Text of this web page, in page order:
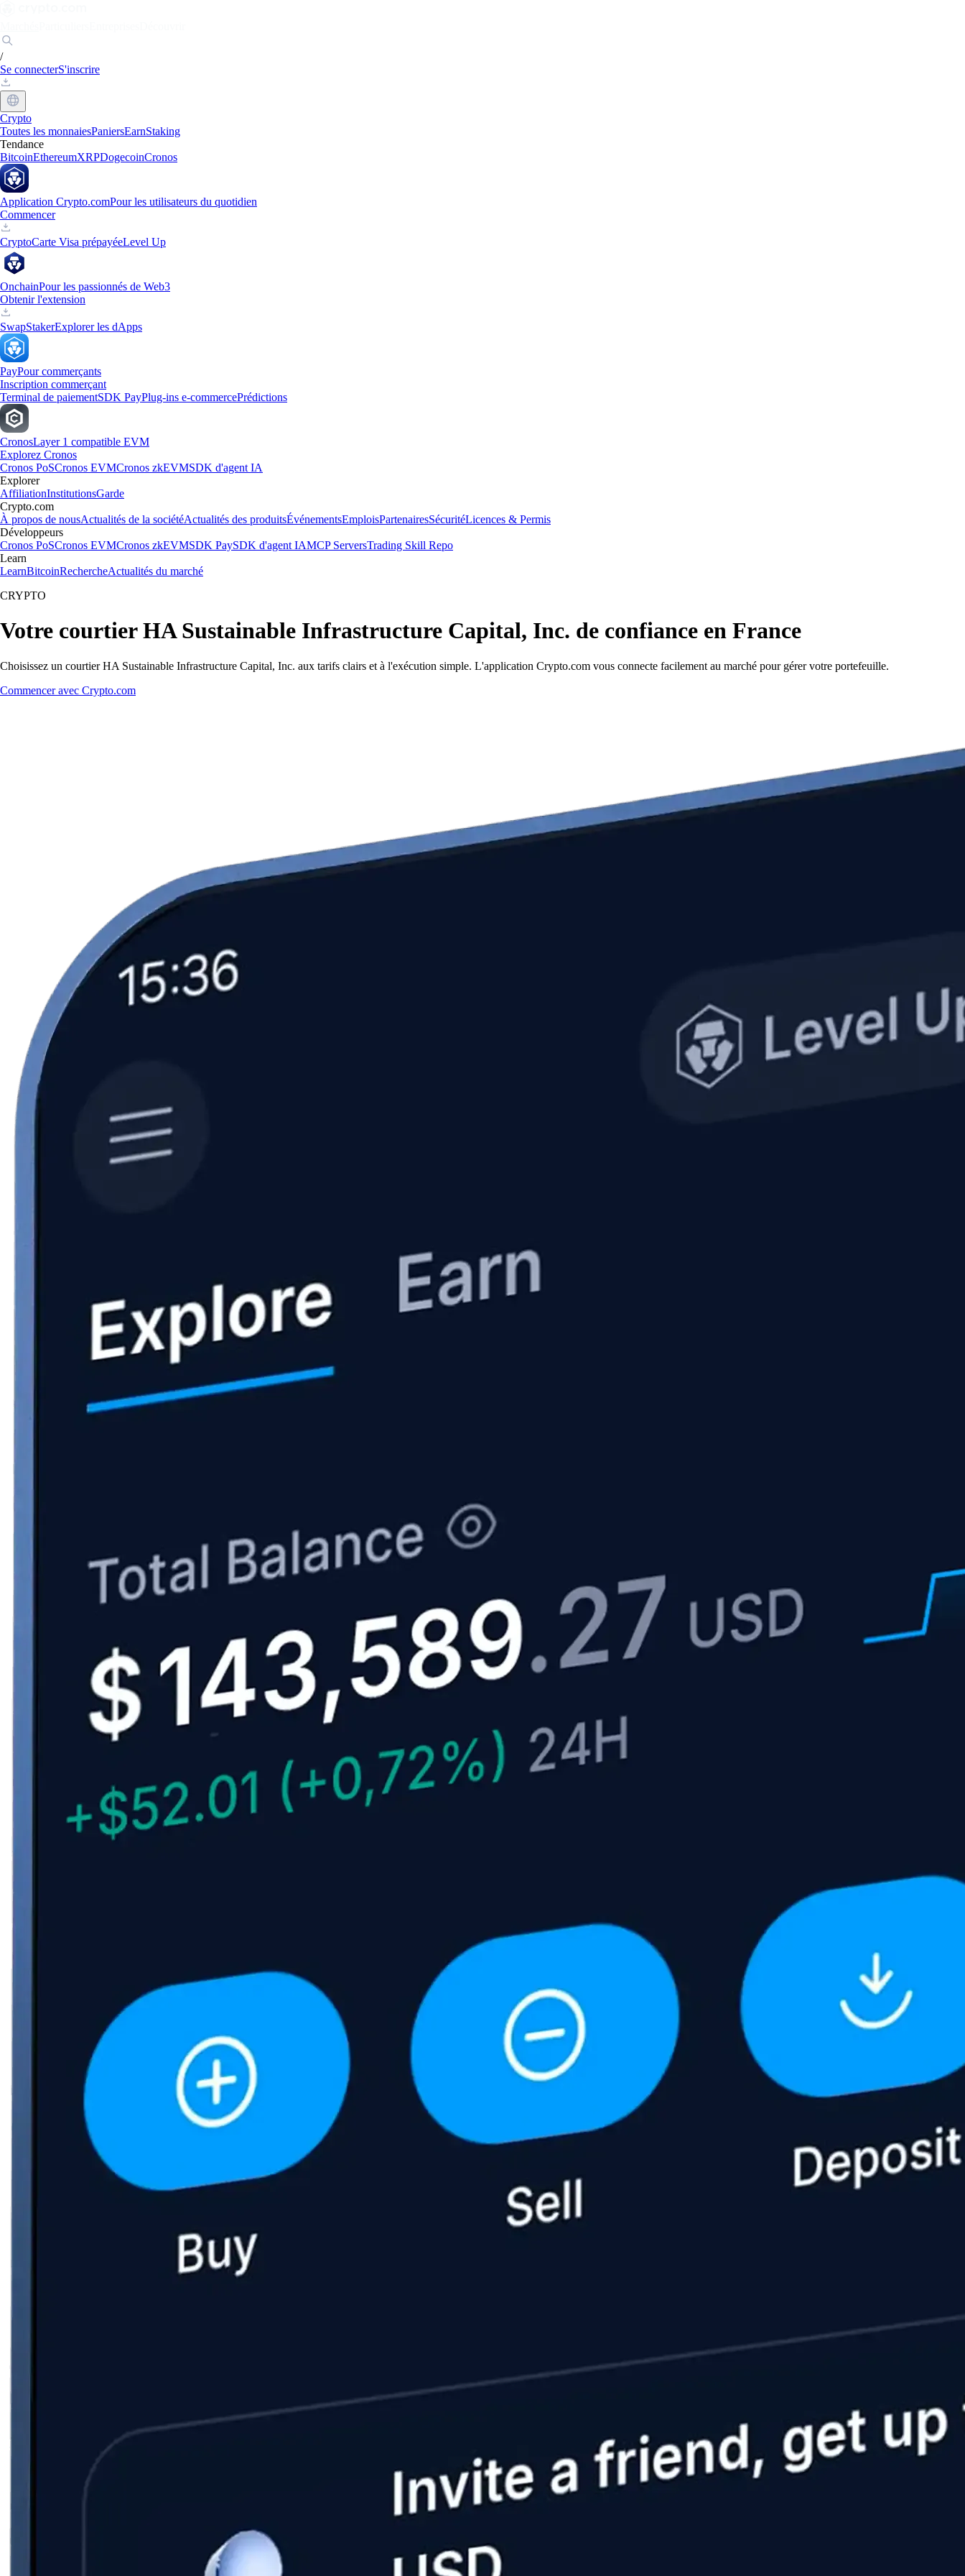
/
Se connecterS'inscrire
Crypto
Toutes les monnaiesPaniersEarnStaking
Tendance
BitcoinEthereumXRPDogecoinCronos
Application Crypto.comPour les utilisateurs du quotidien
Commencer
CryptoCarte Visa prépayéeLevel Up
OnchainPour les passionnés de Web3
Obtenir l'extension
SwapStakerExplorer les dApps
PayPour commerçants
Inscription commerçant
Terminal de paiementSDK PayPlug-ins e-commercePrédictions
CronosLayer 1 compatible EVM
Explorez Cronos
Cronos PoSCronos EVMCronos zkEVMSDK d'agent IA
Explorer
AffiliationInstitutionsGarde
Crypto.com
À propos de nousActualités de la sociétéActualités des produitsÉvénementsEmploisPartenairesSécuritéLicences & Permis
Développeurs
Cronos PoSCronos EVMCronos zkEVMSDK PaySDK d'agent IAMCP ServersTrading Skill Repo
Learn
LearnBitcoinRechercheActualités du marché
CRYPTO
Votre courtier HA Sustainable Infrastructure Capital, Inc. de confiance en France
Choisissez un courtier HA Sustainable Infrastructure Capital, Inc. aux tarifs clairs et à l'exécution simple. L'application Crypto.com vous connecte facilement au marché pour gérer votre portefeuille.
Commencer avec Crypto.com